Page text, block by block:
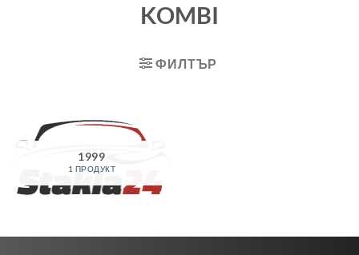
KOMBI
ФИЛТЪР
1999
1 ПРОДУКТ